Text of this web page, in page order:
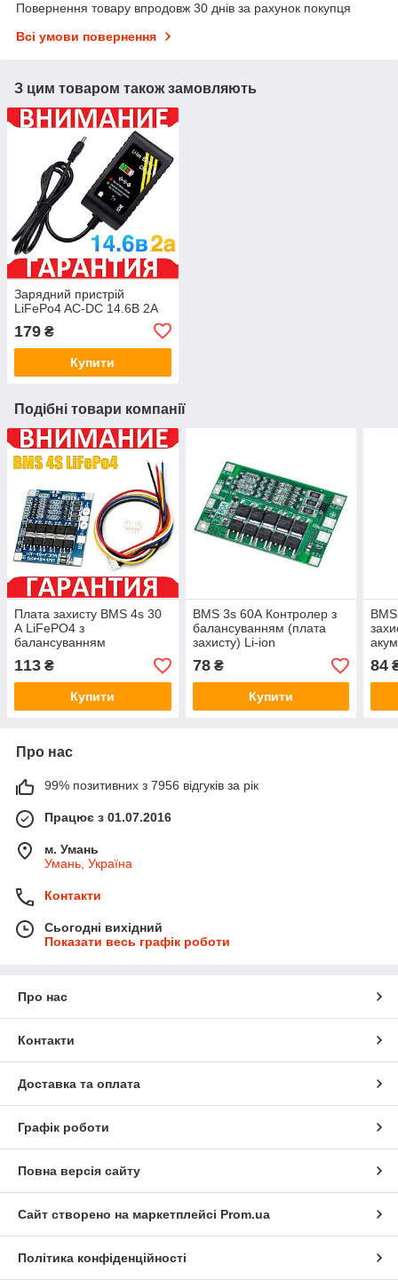
Повернення товару впродовж 30 днів за рахунок покупця
Всі умови повернення
З цим товаром також замовляють
Зарядний пристрій
LiFePo4 AC-DC 14.6В 2А
179 ₴
Купити
Подібні товари компанії
Плата захисту BMS 4s 30
А LiFePO4 з
балансуванням
113 ₴
Купити
BMS 3s 60А Контролер з
балансуванням (плата
захисту) Li-ion
акумуляторів 18650
78₴
Купити
84
Про нас
99% позитивних з 7956 відгуків за рік
Працює з 01.07.2016
м. Умань
Умань, Україна
Контакти
Сьогодні вихідний
Показати весь графік роботи
Про нас
Контакти
Доставка та оплата
Графік роботи
Повна версія сайту
Сайт створено на маркетплейсі Prom.ua
Політика конфіденційності